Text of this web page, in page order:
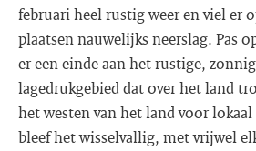
februari heel rustig weer en viel er
plaatsen nauwelijks neerslag. Pas
er een einde aan het rustige,
lagedrukgebied dat over het land
het westen van het land voor
bleef het wisselvallig, met vrijwel